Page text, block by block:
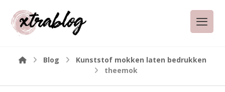
Blog
Kunststof mokken laten bedrukken
theemok